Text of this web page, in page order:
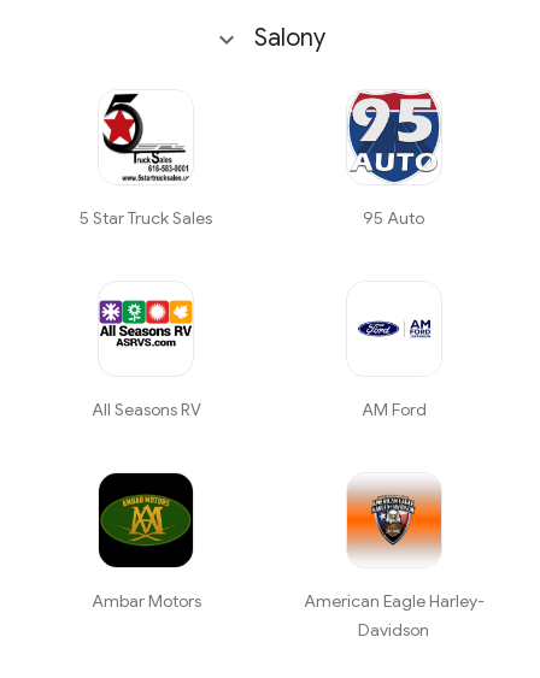
Salony
5 Star Truck Sales 95 Auto
All Seasons RV AM Ford
Ambar Motors
American Eagle Harley-
Davidson